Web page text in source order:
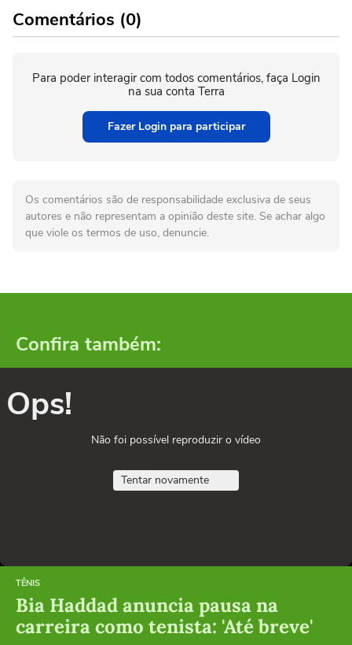
Comentários (0)
Para poder interagir com todos comentários, faça Login
na sua conta Terra
Fazer Login para participar
Os comentários são de responsabilidade exclusiva de seus
autores e não representam a opinião deste site. Se achar algo
que viole os termos de uso, denuncie.
Confira também:
Ops!
Não foi possível reproduzir o vídeo
Tentar novamente
TÊNIS
Bia Haddad anuncia pausa na
carreira como tenista: 'Até breve'